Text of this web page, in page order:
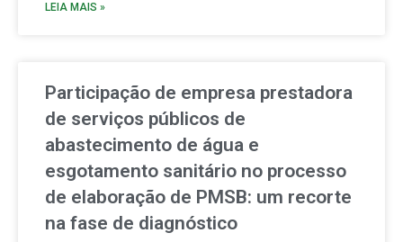
LEIA MAIS »
Participação de empresa prestadora
de serviços públicos de
abastecimento de água e
esgotamento sanitário no processo
de elaboração de PMSB: um recorte
na fase de diagnóstico